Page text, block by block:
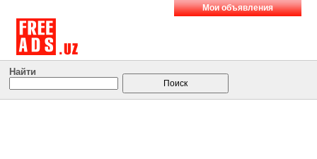
Мои объявления
Найти